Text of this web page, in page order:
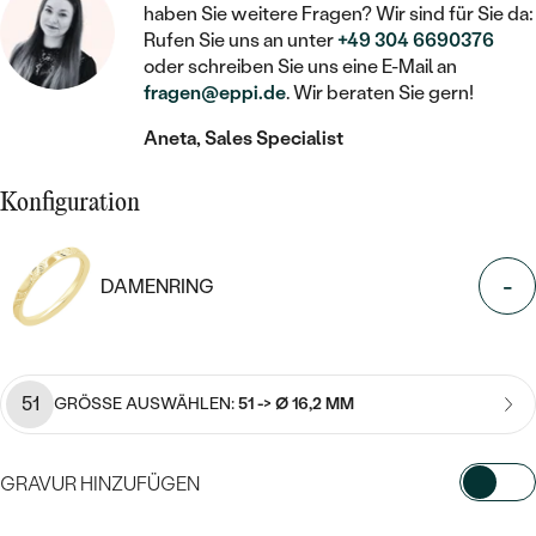
MIT FÜLLUNG
IM SET
GÜNSTIG
LUXURIÖSE
LAB GROWN DIAMANTEN ZUM
EINFASSEN
NACH EDELSTEIN
MIT DIAMANT
MIT LAB GROWN DIAMANT
MIT FARBIGEN DIAMANTEN
MIT SCHWARZEN DIAMANTEN
SCHMUCK FÜR KINDER
BROSCHEN
SCHMUCKZUBEHÖR
GOLD
PLATIN
NACH STEIN
KINDER
PIERCINGS
MIT DIAMANT
MIT EDELSTEIN
PERLENOHRRINGE
NACH PREIS
MEDAILLON
KETTEN
HERZKETTEN
MIT TIEREN
NACH EDELSTEIN
MIT EDELSTEIN
SIEGELRINGE
NACH EDELSTEIN
MIT DIAMANT
MIT EDELSTEIN
NACH PREIS
PREISWERTE
haben Sie weitere Fragen? Wir sind für Sie da:
Rufen Sie uns an unter+49 304 6690376
oder schreiben Sie uns eine E-Mail an
fragen@eppi.de. Wir beraten Sie gern!
Aneta, Sales Specialist
Konfiguration
DAMENRING -
51 GRÖSSE AUSWÄHLEN:51 -> Ø 16,2 MM
GRAVUR HINZUFÜGEN